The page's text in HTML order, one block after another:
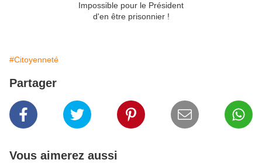
Impossible pour le Président
d'en être prisonnier !
#Citoyenneté
Partager
Vous aimerez aussi